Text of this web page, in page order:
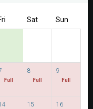
Sat Sun
Full
8
Full
9
Full
15 16